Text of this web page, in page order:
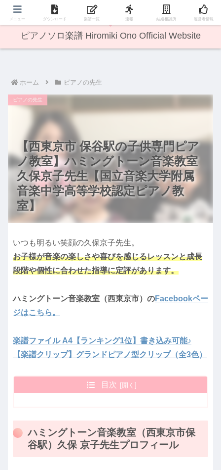
無料楽譜あり
ピアノソロ楽譜 Hiromiki Ono Official Website
ホーム ピアノの先生
【西東京市 保谷駅の子供専門ピア
ノ教室】ハミングトーン音楽教室
久保京子先生【国立音楽大学附属
音楽中学高等学校認定ピアノ教
室】
ピアノの先生
いつも明るい笑顔の久保京子先生。
お子様が音楽の楽しさや喜びを感じるレッスンと成長
段階や個性に合わせた指導に定評があります。
ハミングトーン音楽教室（西東京市）のFacebookペー
ジはこちら。
楽譜ファイル A4【ランキング1位】書き込み可能♪
【楽譜クリップ】グランドピアノ型クリップ（全3色）
目次
ハミングトーン音楽教室（西東京市保
谷駅）久保 京子先生プロフィール
メニュー ダウンロード 楽譜一覧 速報 結婚相談所 運営者情報